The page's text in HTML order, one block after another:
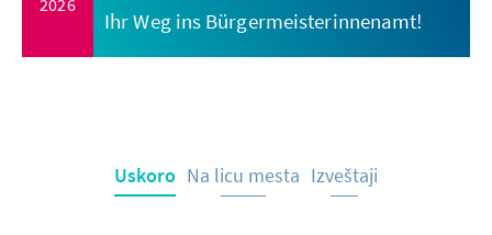
2026
Ihr Weg ins Bürgermeisterinnenamt!
Uskoro Na licu mesta Izveštaji